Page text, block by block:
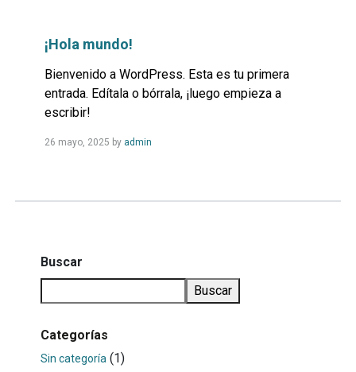
¡Hola mundo!
Bienvenido a WordPress. Esta es tu primera
entrada. Edítala o bórrala, ¡luego empieza a
escribir!
26 mayo, 2025 by adminRead
Buscar
Buscar
Categorías
Sin categoría(1)